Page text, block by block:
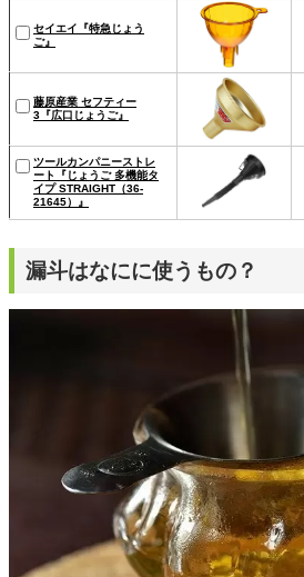
セイエイ『特急じょう
ご』
藤原産業 セフティー
3『広口じょうご』
ツールカンパニーストレ
ート『じょうご 多機能タ
イプ STRAIGHT（36-
21645）』
漏斗はなにに使うもの？